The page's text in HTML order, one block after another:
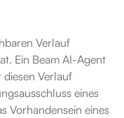
Verlauf
Ein Beam AI-Agent
Verlauf
eines
Vorhandensein eines